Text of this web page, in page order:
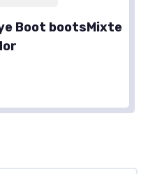
Boot bootsMixte